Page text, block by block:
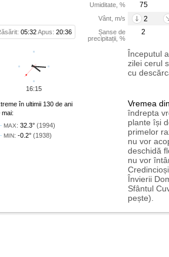
05:32Apus: 20:36
Umiditate, %
Vânt, m/s
Șanse de
precipitații, %
75
2
2
Începutul
zilei cerul
cu
în ultimii 130 de ani
mai:
MAX: 32.3° (1994)
MIN: -0.2° (1938)
Vremea
îndrepta
plante își
primelor
nu vor
deschidă
nu vor
Învierii
Sfântul
pește).
16:15